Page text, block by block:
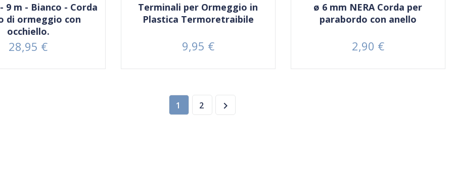
9 m - Bianco - Corda
di ormeggio con
occhiello.
Prezzo
28,95 €
Terminali per Ormeggio in
Plastica Termoretraibile
Prezzo
9,95 €
ø 6 mm NERA Corda per
parabordo con anello
Prezzo
2,90 €
1 2 